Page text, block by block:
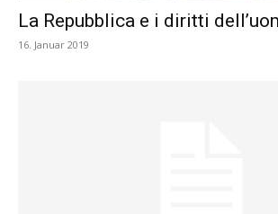
La Repubblica e i diritti
16. Januar 2019